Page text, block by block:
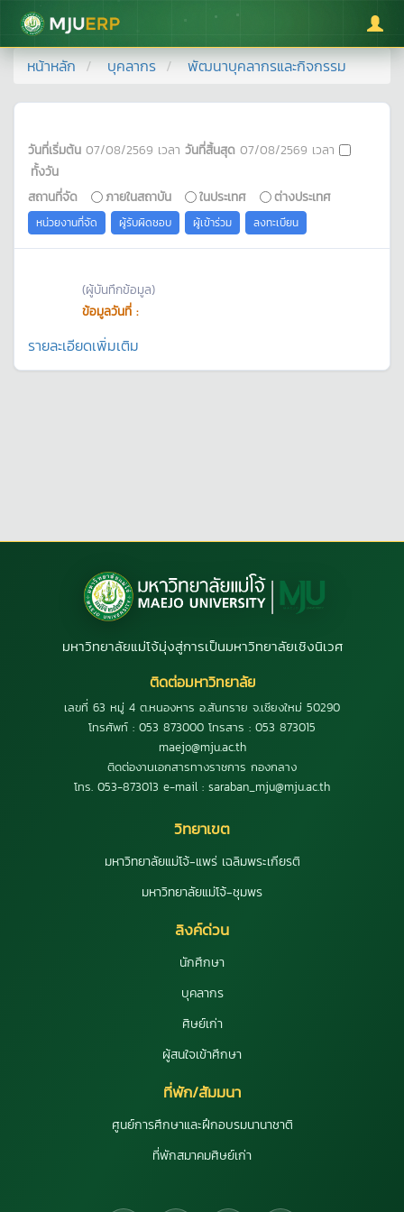
มหาวิทยาลัยแม่โจ้
หน้าหลัก บุคลากร พัฒนาบุคลากรและกิจกรรม
วันที่เริ่มต้น 07/08/2569 เวลา วันที่สิ้นสุด 07/08/2569 เวลา
ทั้งวัน
สถานที่จัด
ภายในสถาบัน ในประเทศ ต่างประเทศ
หน่วยงานที่จัด ผู้รับผิดชอบ ผู้เข้าร่วม ลงทะเบียน
(ผู้บันทึกข้อมูล)
ข้อมูลวันที่ :
รายละเอียดเพิ่มเติม
มหาวิทยาลัยแม่โจ้มุ่งสู่การเป็นมหาวิทยาลัยเชิงนิเวศ
ติดต่อมหาวิทยาลัย
เลขที่ 63 หมู่ 4 ต.หนองหาร อ.สันทราย จ.เชียงใหม่ 50290
โทรศัพท์ : 053 873000 โทรสาร : 053 873015
maejo@mju.ac.th
ติดต่องานเอกสารทางราชการ กองกลาง
โทร. 053-873013 e-mail : saraban_mju@mju.ac.th
วิทยาเขต
มหาวิทยาลัยแม่โจ้-แพร่ เฉลิมพระเกียรติ
มหาวิทยาลัยแม่โจ้-ชุมพร
ลิงค์ด่วน
นักศึกษา
บุคลากร
ศิษย์เก่า
ผู้สนใจเข้าศึกษา
ที่พัก/สัมมนา
ศูนย์การศึกษาและฝึกอบรมนานาชาติ
ที่พักสมาคมศิษย์เก่า